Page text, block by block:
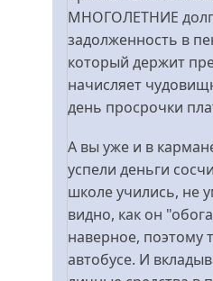
просто...
МНОГОЛЕТНИЕ
задолженность в
который держит
начисляет
день просрочки
А вы уже и в
успели деньги
школе учились, не
видно, как он
наверное, поэтому
автобусе. И